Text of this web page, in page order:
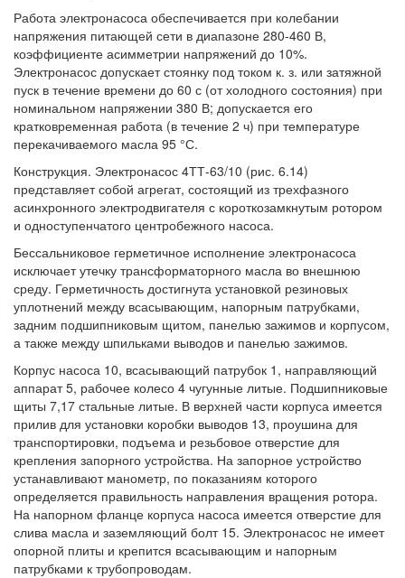
Работа электронасоса обеспечивается при колебании
напряжения питающей сети в диапазоне 280-460 В,
коэффициенте асимметрии напряжений до 10%.
Электронасос допускает стоянку под током к. з. или затяжной
пуск в течение времени до 60 с (от холодного состояния) при
номинальном напряжении 380 В; допускается его
кратковременная работа (в течение 2 ч) при температуре
перекачиваемого масла 95 °С.
Конструкция. Электронасос 4ТТ-63/10 (рис. 6.14)
представляет собой агрегат, состоящий из трехфазного
асинхронного электродвигателя с короткозамкнутым ротором
и одноступенчатого центробежного насоса.
Бессальниковое герметичное исполнение электронасоса
исключает утечку трансформаторного масла во внешнюю
среду. Герметичность достигнута установкой резиновых
уплотнений между всасывающим, напорным патрубками,
задним подшипниковым щитом, панелью зажимов и корпусом,
а также между шпильками выводов и панелью зажимов.
Корпус насоса 10, всасывающий патрубок 1, направляющий
аппарат 5, рабочее колесо 4 чугунные литые. Подшипниковые
щиты 7,17 стальные литые. В верхней части корпуса имеется
прилив для установки коробки выводов 13, проушина для
транспортировки, подъема и резьбовое отверстие для
крепления запорного устройства. На запорное устройство
устанавливают манометр, по показаниям которого
определяется правильность направления вращения ротора.
На напорном фланце корпуса насоса имеется отверстие для
слива масла и заземляющий болт 15. Электронасос не имеет
опорной плиты и крепится всасывающим и напорным
патрубками к трубопроводам.